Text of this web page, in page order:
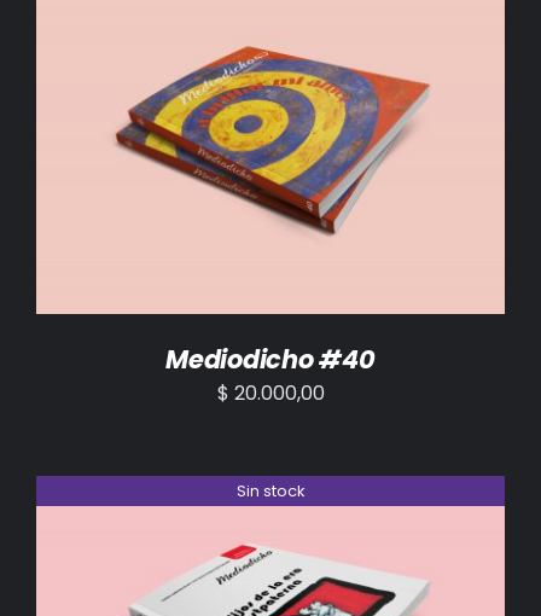
AÑADIR AL CARRITO / DETALLES
Mediodicho #40
$ 20.000,00
Sin stock